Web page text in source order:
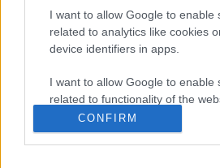
I want to allow Google to enable
related to analytics like cookies
device identifiers in apps.
I want to allow Google to enable
related to functionality of the
I want to allow Google to enable
related to personalization.
CONFIRM
Megérkezett!